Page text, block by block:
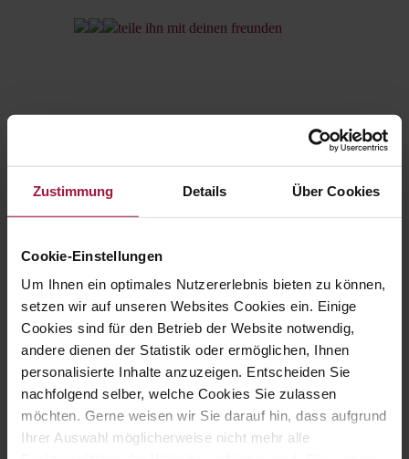
Zustimmung Details Über Cookies
Cookie-Einstellungen
Um Ihnen ein optimales Nutzererlebnis bieten zu können,
setzen wir auf unseren Websites Cookies ein. Einige
Cookies sind für den Betrieb der Website notwendig,
andere dienen der Statistik oder ermöglichen, Ihnen
personalisierte Inhalte anzuzeigen. Entscheiden Sie
nachfolgend selber, welche Cookies Sie zulassen
möchten. Gerne weisen wir Sie darauf hin, dass aufgrund
Ihrer Auswahl möglicherweise nicht mehr alle
teile ihn mit deinen freunden
Allgemein
Events
Hubersfamily
Karriere
Lehre
Offene Stellen
Produkte
Rezepte
Tierhaltung